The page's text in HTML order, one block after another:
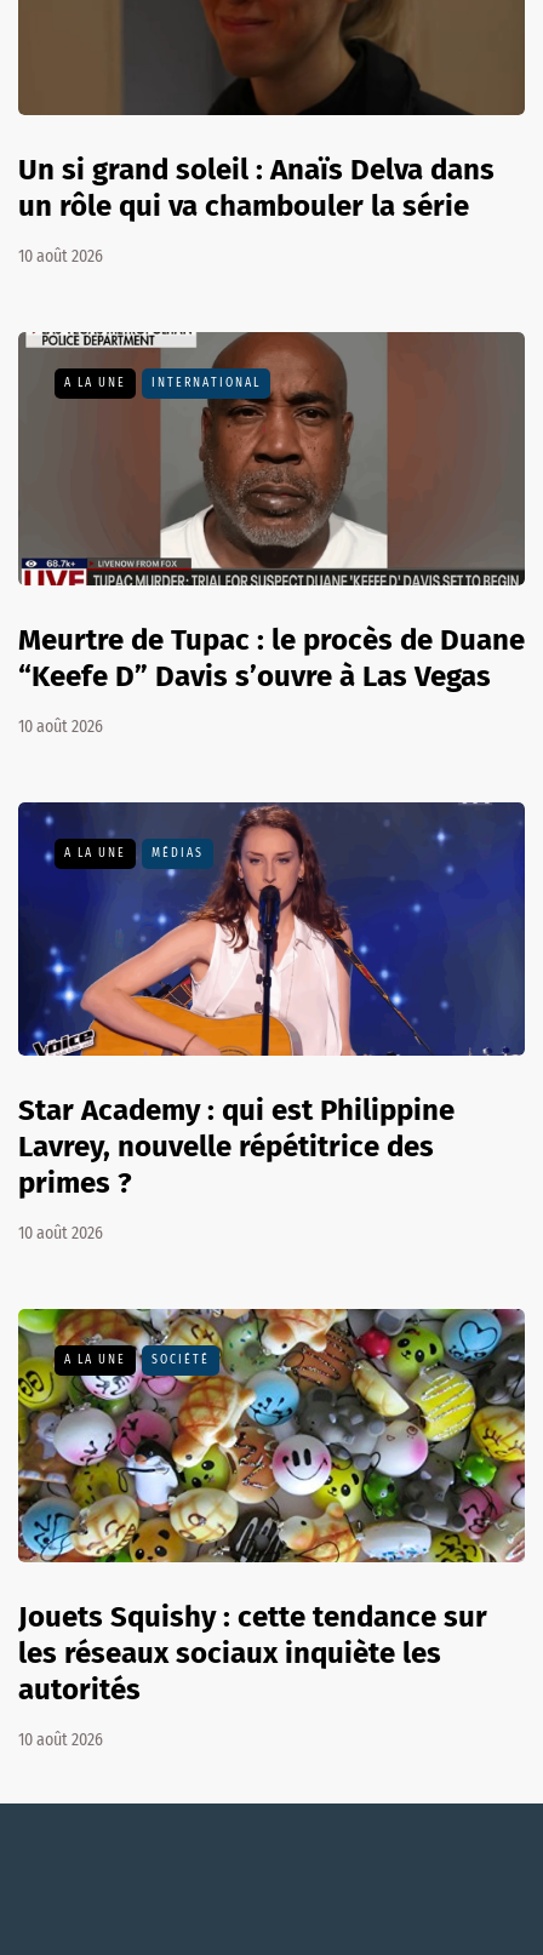
Un si grand soleil : Anaïs Delva dans
un rôle qui va chambouler la série
10 août 2026
A LA UNE INTERNATIONAL
Meurtre de Tupac : le procès de Duane
“Keefe D” Davis s’ouvre à Las Vegas
10 août 2026
A LA UNE MÉDIAS
Star Academy : qui est Philippine
Lavrey, nouvelle répétitrice des
primes ?
10 août 2026
A LA UNE SOCIÉTÉ
Jouets Squishy : cette tendance sur
les réseaux sociaux inquiète les
autorités
10 août 2026